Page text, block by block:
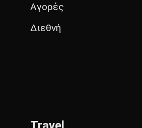
Αγορές
Διεθνή